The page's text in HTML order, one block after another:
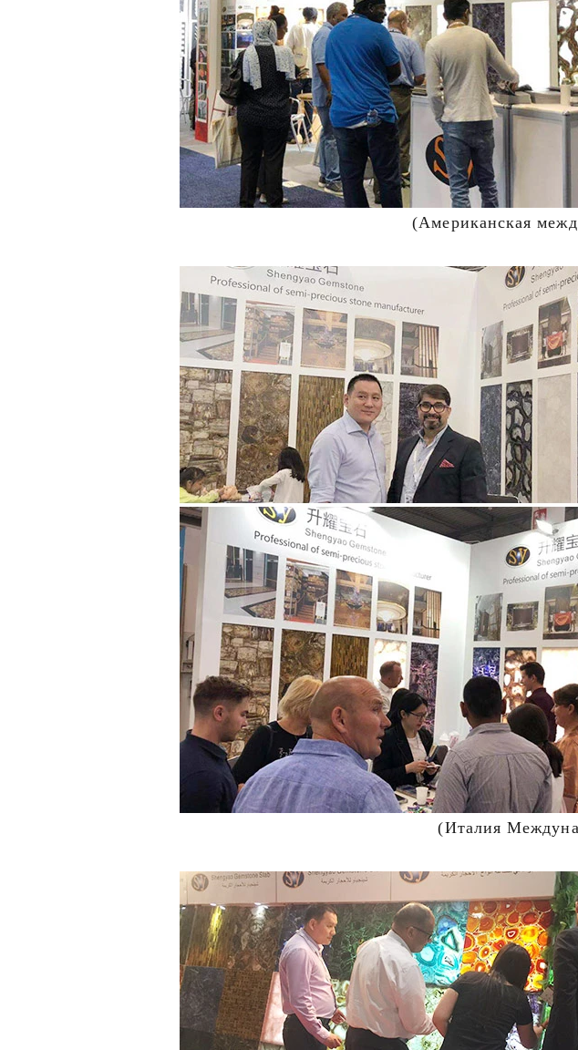
(Американская
(Италия